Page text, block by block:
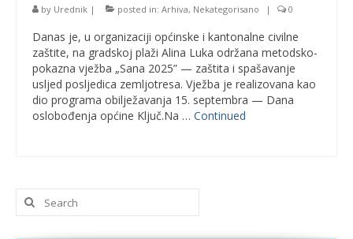
by Urednik | posted in: Arhiva, Nekategorisano | 0
Danas je, u organizaciji općinske i kantonalne civilne
zaštite, na gradskoj plaži Alina Luka održana metodsko-
pokazna vježba „Sana 2025” — zaštita i spašavanje
usljed posljedica zemljotresa. Vježba je realizovana kao
dio programa obilježavanja 15. septembra — Dana
oslobođenja općine Ključ.Na … Continued
Search
for: